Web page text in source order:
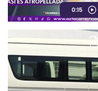
0:15